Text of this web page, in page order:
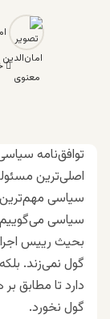
توافق‌نامه
اصلی‌ترین
سیاسی مهم‌ترین
سیاسی می‌گوییم
بحیث رییس
گول نمی‌زند.
دارد تا مطابق
گول نخورد.